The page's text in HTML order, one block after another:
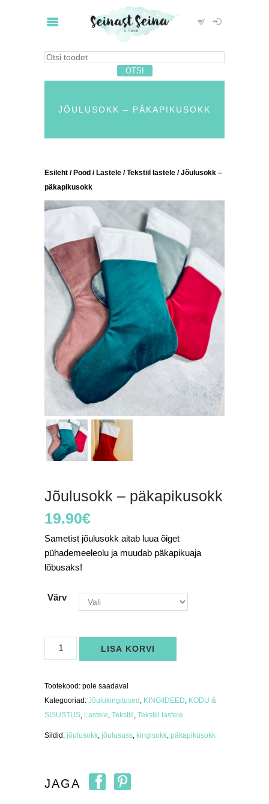
JÕULUSOKK – PÄKAPIKUSOKK
Esileht / Pood / Lastele /Tekstiil lastele / Jõulusokk –
päkapikusokk
Jõulusokk – päkapikusokk
19.90€
Sametist jõulusokk aitab luua õiget
pühademeeleolu ja muudab päkapikuaja
lõbusaks!
Värv
päkapikusokk
LISA KORVI
Tootekood: pole saadaval
Kategooriad: Jõulukingitused KINGIIDEED KODU &
SISUSTUS Lastele Tekstiil Tekstiil lastele
Sildid: jõulusokk jõulususs kingisokk päkapikusokk
JAGA